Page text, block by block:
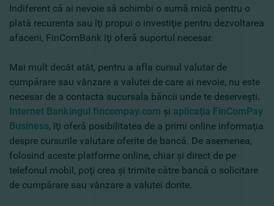
Indiferent că ai nevoie să schimbi o sumă mică pentru o
plată recurenta sau îţi propui o investiţie pentru dezvoltarea
afacerii, FinComBank îţi oferă suportul necesar.
Mai mult decât atât, pentru a afla cursul valutar de
cumpărare sau vânzare a valutei de care ai nevoie, nu este
necesar de a contacta sucursala băncii unde te deserveşti.
Internet Bankingul fincompay.com şi aplicaţia FinComPay
Business, îţi oferă posibilitatea de a primi online informaţia
despre cursurile valutare oferite de bancă. De asemenea,
folosind aceste platforme online, chiar şi direct de pe
telefonul mobil, poţi crea şi trimite către bancă o solicitare
de cumpărare sau vânzare a valutei dorite.